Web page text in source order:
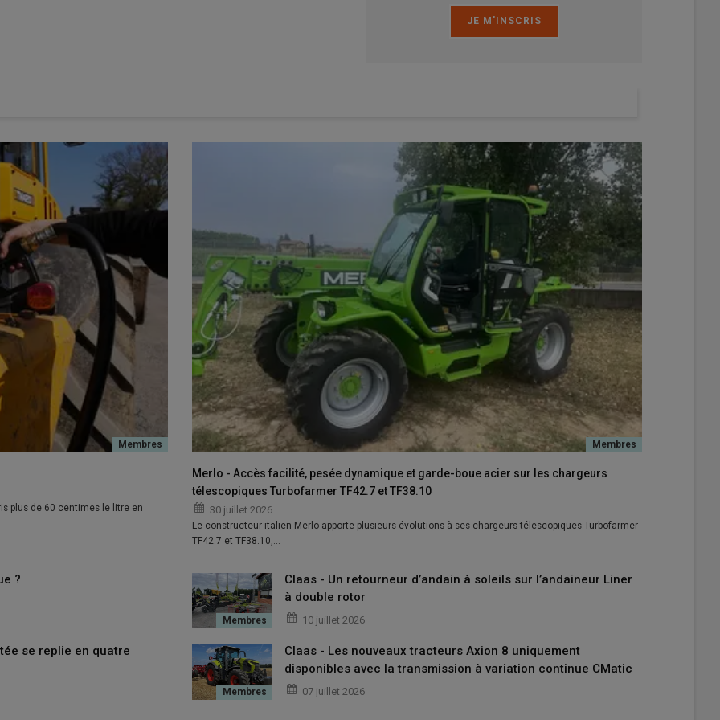
de la série 6M(MY27
), à l’exception du 6M185 et du 6M240,
full powershift
à 19 rapports avant et arrière, baptisée
se compose d’une architecture à
de rapports sans rupture de couple. Elle intègre aussi un
capteur d’inclinaison qui ajuste en continu les changements de
du terrain. Ce dispositif autorise aussi une utilisation de la
continue.
plus de 60 centimes le litre en
Merlo - Accès facilité, pesée dynamique et garde-boue acier sur les chargeurs
télescopiques Turbofarmer TF42.7 et TF38.10
30 juillet 2026
Le constructeur italien Merlo apporte plusieurs évolutions à ses chargeurs télescopiques Turbofarmer
TF42.7 et TF38.10,…
?
Claas - Un retourneur d’andain à soleils sur l’andaineur Liner
à double rotor
10 juillet 2026
se replie en quatre
Claas - Les nouveaux tracteurs Axion 8 uniquement
disponibles avec la transmission à variation continue CMatic
07 juillet 2026